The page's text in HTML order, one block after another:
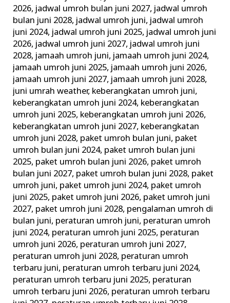
2026, jadwal umroh bulan juni 2027, jadwal umroh
bulan juni 2028, jadwal umroh juni, jadwal umroh
juni 2024, jadwal umroh juni 2025, jadwal umroh juni
2026, jadwal umroh juni 2027, jadwal umroh juni
2028, jamaah umroh juni, jamaah umroh juni 2024,
jamaah umroh juni 2025, jamaah umroh juni 2026,
jamaah umroh juni 2027, jamaah umroh juni 2028,
juni umrah weather, keberangkatan umroh juni,
keberangkatan umroh juni 2024, keberangkatan
umroh juni 2025, keberangkatan umroh juni 2026,
keberangkatan umroh juni 2027, keberangkatan
umroh juni 2028, paket umroh bulan juni, paket
umroh bulan juni 2024, paket umroh bulan juni
2025, paket umroh bulan juni 2026, paket umroh
bulan juni 2027, paket umroh bulan juni 2028, paket
umroh juni, paket umroh juni 2024, paket umroh
juni 2025, paket umroh juni 2026, paket umroh juni
2027, paket umroh juni 2028, pengalaman umroh di
bulan juni, peraturan umroh juni, peraturan umroh
juni 2024, peraturan umroh juni 2025, peraturan
umroh juni 2026, peraturan umroh juni 2027,
peraturan umroh juni 2028, peraturan umroh
terbaru juni, peraturan umroh terbaru juni 2024,
peraturan umroh terbaru juni 2025, peraturan
umroh terbaru juni 2026, peraturan umroh terbaru